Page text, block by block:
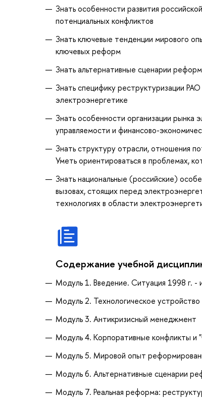
Знать особенности развития
потенциальных конфликтов
Знать ключевые тенденции мирового
ключевых реформ
Знать альтернативные сценарии
Знать специфику реструктуризации
электроэнергетике
Знать особенности организации рынка
управляемости и финансово-
Знать структуру отрасли, отношения
Уметь ориентироваться в проблемах,
Знать национальные (российские)
вызовах, стоящих перед
технологиях в области
Содержание учебной
Модуль 1. Введение. Ситуация 1998 г. -
Модуль 2. Технологическое
Модуль 3. Антикризисный менеджмент
Модуль 4. Корпоративные конфликты и
Модуль 5. Мировой опыт
Модуль 6. Альтернативные сценарии
Модуль 7. Реальная реформа: